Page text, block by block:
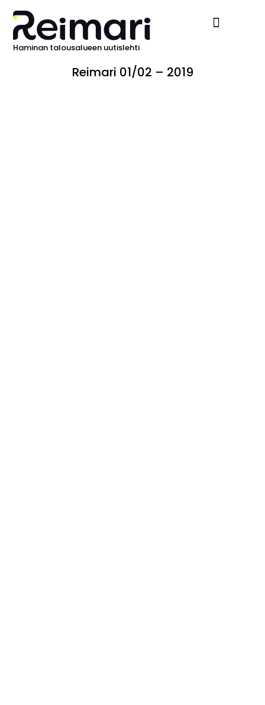
Haminan talousalueen uutislehti
Reimari 01/02 – 2019